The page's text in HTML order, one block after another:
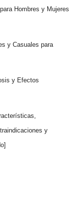
Hombres y Mujeres
y Casuales para
y Efectos
y